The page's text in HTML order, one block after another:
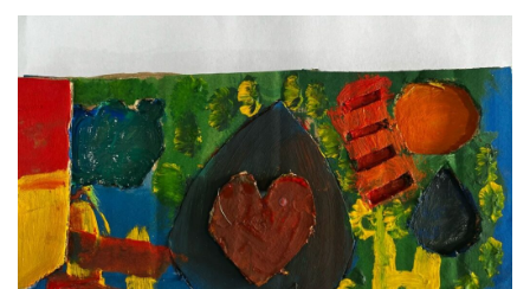
Escola
Fale conosco
PT EN ES